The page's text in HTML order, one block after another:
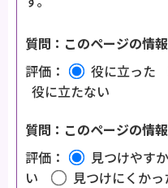
質問：このページの情
評価：
役に立った
役に立たない
質問：このページの情
評価：
見つけやす
い
見つけにくかっ